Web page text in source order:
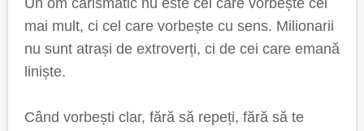
Un om carismatic nu este cel care vorbește cel
mai mult, ci cel care vorbește cu sens. Milionarii
nu sunt atrași de extroverți, ci de cei care emană
liniște.
Când vorbești clar, fără să repeți, fără să te